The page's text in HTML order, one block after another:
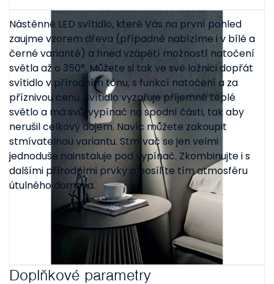
Nástěnné LED svítidlo, které Vás na první pohled
zaujme vzorem dřeva (případně nabízíme i v bílé a
černé variantě) a hned vzápětí možností natočení
světla až o 350°. Můžete si tak ve své ložnici dopřát
svítidlo v přírodním tónu, s funkcí natočení a za
příznivou cenu. Svítidlo vyzařuje příjemné teplé
světlo a má svůj vypínač na spodní části, tak aby
nerušil celkový dojem. Navíc můžete zakoupit
stmívatelnou variantu. Stmívač se jen velmi
jednoduše nainstaluje pod vypínač. Zkombinujte i s
dalšími přírodními prvky a posílíte tím atmosféru
útulného domova.
Doplňkové parametry